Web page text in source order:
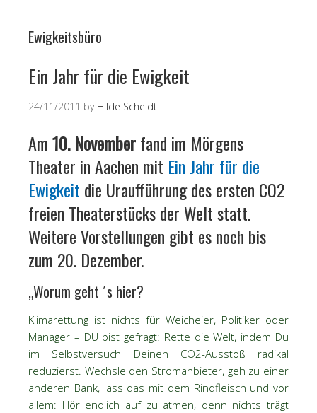
Ewigkeitsbüro
Ein Jahr für die Ewigkeit
24/11/2011 by Hilde Scheidt
Am10. Novemberfand im Mörgens
Theater in Aachen mit Ein Jahr für die
Ewigkeit die Uraufführung des ersten CO2
freien Theaterstücks der Welt statt.
Weitere Vorstellungen gibt es noch bis
zum 20. Dezember.
„Worum geht ´s hier?
Klimarettung ist nichts für Weicheier, Politiker oder
Manager – DU bist gefragt: Rette die Welt, indem Du
im Selbstversuch Deinen CO2-Ausstoß radikal
reduzierst. Wechsle den Stromanbieter, geh zu einer
anderen Bank, lass das mit dem Rindfleisch und vor
allem: Hör endlich auf zu atmen, denn nichts trägt